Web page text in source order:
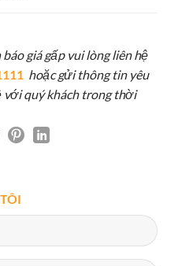
giá gấp vui lòng liên hệ
hoặc gửi thông tin yêu
với quý khách trong thời